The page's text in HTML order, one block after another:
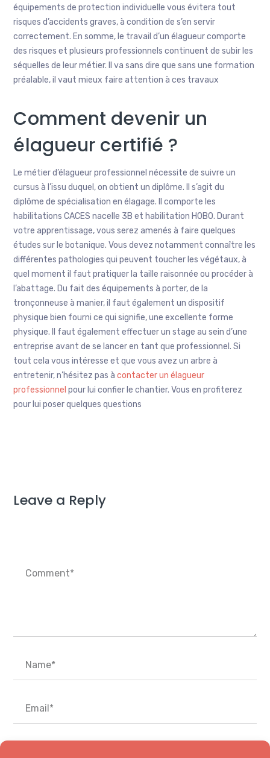
équipements de protection individuelle vous évitera tout
risques d’accidents graves, à condition de s’en servir
correctement. En somme, le travail d’un élagueur comporte
des risques et plusieurs professionnels continuent de subir les
séquelles de leur métier. Il va sans dire que sans une formation
préalable, il vaut mieux faire attention à ces travaux
Comment devenir un
élagueur certifié ?
Le métier d’élagueur professionnel nécessite de suivre un
cursus à l’issu duquel, on obtient un diplôme. Il s’agit du
diplôme de spécialisation en élagage. Il comporte les
habilitations CACES nacelle 3B et habilitation H0B0. Durant
votre apprentissage, vous serez amenés à faire quelques
études sur le botanique. Vous devez notamment connaître les
différentes pathologies qui peuvent toucher les végétaux, à
quel moment il faut pratiquer la taille raisonnée ou procéder à
l’abattage. Du fait des équipements à porter, de la
tronçonneuse à manier, il faut également un dispositif
physique bien fourni ce qui signifie, une excellente forme
physique. Il faut également effectuer un stage au sein d’une
entreprise avant de se lancer en tant que professionnel. Si
tout cela vous intéresse et que vous avez un arbre à
entretenir, n’hésitez pas àcontacter un élagueur
professionnel pour lui confier le chantier. Vous en profiterez
pour lui poser quelques questions
Leave a Reply